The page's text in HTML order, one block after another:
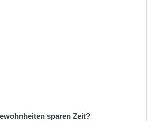
sparen Zeit?